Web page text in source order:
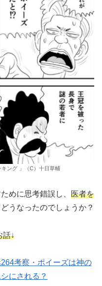
ング 」（C）十日草輔
めに思考錯誤し、 医者を
うなったのでしょうか？
話↓
考察・ポイーズは神の
にされる？